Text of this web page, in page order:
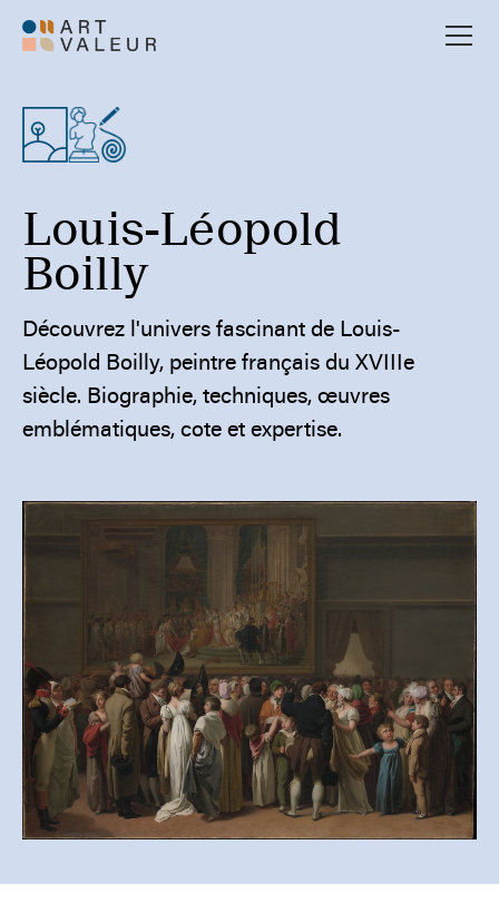
Louis-Léopold
Boilly
Découvrez l'univers fascinant de Louis-
Léopold Boilly, peintre français du XVIIIe
siècle. Biographie, techniques, œuvres
emblématiques, cote et expertise.